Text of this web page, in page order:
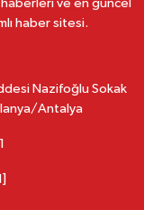
ve en güncel
haber sitesi.
Nazifoğlu Sokak
Antalya